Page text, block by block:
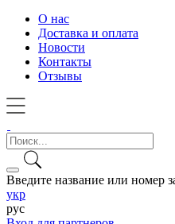
О нас
Доставка и оплата
Новости
Контакты
Отзывы
Введите название или номер
укр
рус